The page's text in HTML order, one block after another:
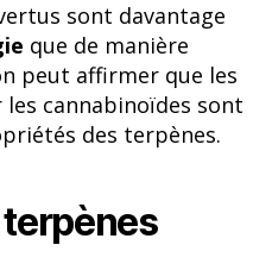
sont davantage
que de manière
peut affirmer que les
cannabinoïdes sont
des terpènes.